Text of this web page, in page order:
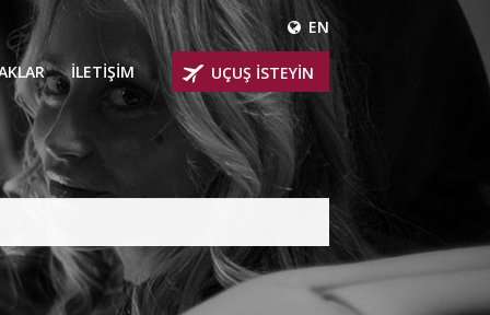
EN
UÇAKLAR
İLETİŞİM UÇUŞ İSTEYİN